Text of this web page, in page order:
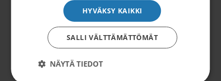
Tilaa uutiskirje
Tietoa ja tukea
HYVÄKSY KAIKKI
SALLI VÄLTTÄMÄTTÖMÄT
NÄYTÄ TIEDOT